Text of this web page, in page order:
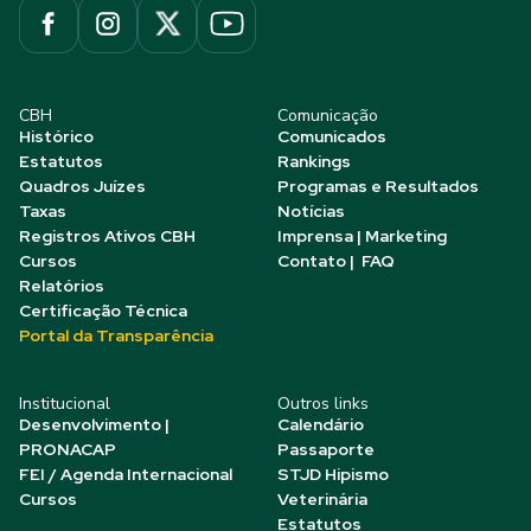
CBH
Histórico
Estatutos
Quadros Juízes
Taxas
Registros Ativos CBH
Cursos
Relatórios
Certificação Técnica
Portal da Transparência
Comunicação
Comunicados
Rankings
Programas e Resultados
Notícias
Imprensa | Marketing
Contato | FAQ
Institucional
Desenvolvimento |
PRONACAP
FEI / Agenda Internacional
Cursos
Outros links
Calendário
Passaporte
STJD Hipismo
Veterinária
Estatutos